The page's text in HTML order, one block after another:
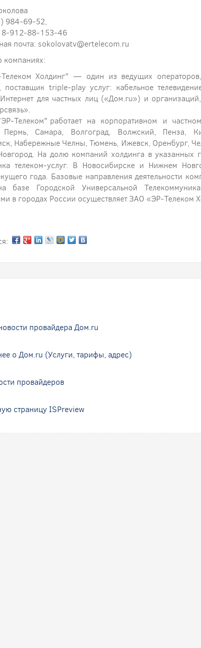
984-69-52,
8-912-88-153-46
почта: sokolovatv@ertelecom.ru
компаниях:
Холдинг" — один из ведущих
поставщик triple-play услуг: кабельное
для частных лиц («Дом.ru») и
Телеком" работает на корпоративном и
Пермь, Самара, Волгоград, Волжский, Пенза,
Набережные Челны, Тюмень, Ижевск, Оренбург,
На долю компаний холдинга в указанных
телеком-услуг. В Новосибирске и Нижнем
года. Базовые направления деятельности
базе Городской Универсальной
в городах России осуществляет ЗАО «ЭР-Телеком
провайдера Дом.ru
о Дом.ru (Услуги, тарифы, адрес)
провайдеров
страницу ISPreview